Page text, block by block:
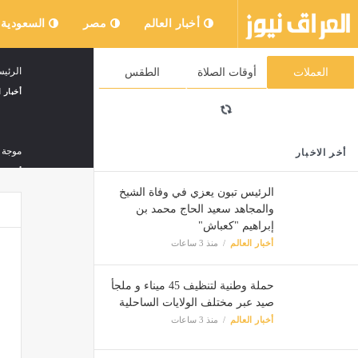
أخبار العالم مصر السعودية
العملات أوقات الصلاة الطقس
أخر الاخبار
الرئيس تبون يعزي في وفاة الشيخ
والمجاهد سعيد الحاج محمد بن
إبراهيم "كعباش"
أخبار العالم منذ 3 ساعات
حملة وطنية لتنظيف 45 ميناء و ملجأ
صيد عبر مختلف الولايات الساحلية
أخبار العالم منذ 3 ساعات
أخبار
موجة
إيبولا..